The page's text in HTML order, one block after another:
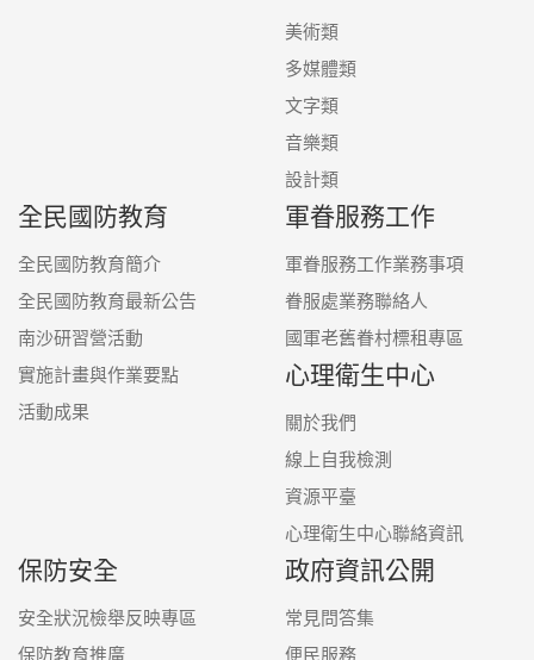
美術類
多媒體類
文字類
音樂類
設計類
全民國防教育
全民國防教育簡介
全民國防教育最新公告
南沙研習營活動
實施計畫與作業要點
活動成果
軍眷服務工作
軍眷服務工作業務事項
眷服處業務聯絡人
國軍老舊眷村標租專區
心理衛生中心
關於我們
線上自我檢測
資源平臺
心理衛生中心聯絡資訊
保防安全
安全狀況檢舉反映專區
保防教育推廣
政府資訊公開
常見問答集
便民服務